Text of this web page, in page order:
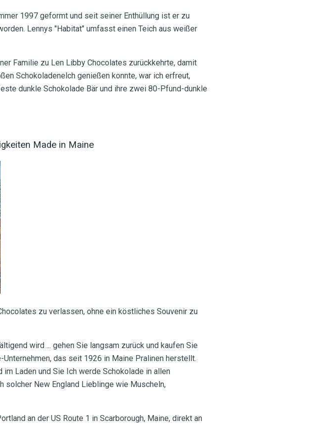
1997 geformt und seit seiner Enthüllung ist er zu
Lennys "Habitat" umfasst einen Teich aus weißer
Familie zu Len Libby Chocolates zurückkehrte, damit
Schokoladenelch genießen konnte, war ich erfreut,
dunkle Schokolade Bär und ihre zwei 80-Pfund-dunkle
Made in Maine
zu verlassen, ohne ein köstliches Souvenir zu
wird ... gehen Sie langsam zurück und kaufen Sie
das seit 1926 in Maine Pralinen herstellt.
Laden und Sie Ich werde Schokolade in allen
solcher New England Lieblinge wie Muscheln,
an der US Route 1 in Scarborough, Maine, direkt an